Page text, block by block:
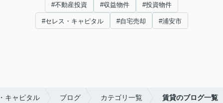
#不動産投資 #収益物件 #投資物件
#セレス・キャピタル #自宅売却 #浦安市
キャピタル ブログ カテゴリ一覧 賃貸のブログ一覧